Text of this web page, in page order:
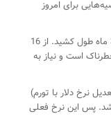
دلار 31 هزار تومانی از کابوس تا واقعیتش تنها 3 ماه طول کشید. از 16
خطرناک است و نیاز به
نرخ دلار با تورم)
حدود 18 تا 22 تومان باشد. پس این نرخ فعلی